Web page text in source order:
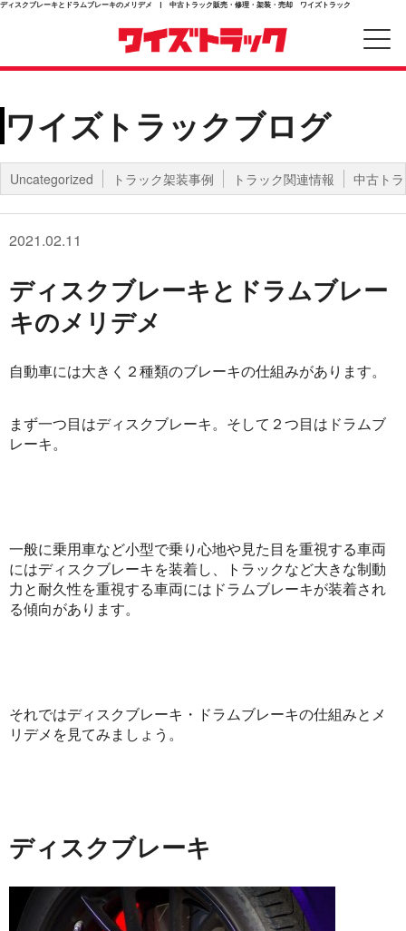
ディスクブレーキとドラムブレーキのメリデメ | 中古トラック販売・修理・架装・売却 ワイズトラック
ワイズトラックブログ
Uncategorized トラック架装事例 トラック関連情報 中古ト
2021.02.11
ディスクブレーキとドラムブレー
キのメリデメ
自動車には大きく２種類のブレーキの仕組みがあります。
まず一つ目はディスクブレーキ。そして２つ目はドラムブ
レーキ。
一般に乗用車など小型で乗り心地や見た目を重視する車両
にはディスクブレーキを装着し、トラックなど大きな制動
力と耐久性を重視する車両にはドラムブレーキが装着され
る傾向があります。
それではディスクブレーキ・ドラムブレーキの仕組みとメ
リデメを見てみましょう。
ディスクブレーキ